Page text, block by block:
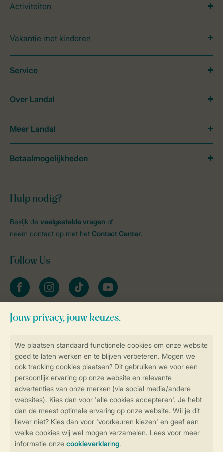
Controle over jouw gegevens &
Veilig en snel online boeken
Veilige gegevensoverdracht
Veilige betaling
Activiteiten
Vakantie met kinderen
Hulp nodig?
Bekijk de veelgestelde vragen of
neem contact op met het Contact Center.
Follow Us
facebookinstagramtiktok youtube
Blijf op de hoogte
Service
Over Landal
Meer Landal
Betaalmogelijkheden